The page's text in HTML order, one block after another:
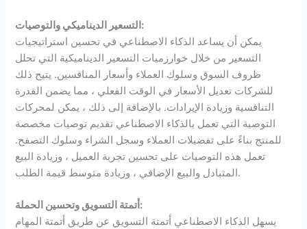
التسعير الديناميكي والتوصيات:
يمكن أن يساعد الذكاء الاصطناعي في تحسين استراتيجيات
التسعير من خلال خوارزميات التسعير الديناميكية التي تحلل
ظروف السوق وسلوك العملاء وأسعار المنافسين. يتيح ذلك
للشركات تعديل الأسعار في الوقت الفعلي ، مما يضمن القدرة
التنافسية وزيادة الإيرادات. بالإضافة إلى ذلك ، يمكن لمحركات
التوصية التي تعمل بالذكاء الاصطناعي تقديم توصيات مخصصة
للمنتج بناءً على تفضيلات العملاء وسجل الشراء وسلوك التصفح.
تعمل هذه التوصيات على تحسين تجربة العميل ، وزيادة البيع
المتبادل والبيع الإضافي ، وزيادة متوسط قيمة الطلب.
أتمتة التسويق وتحسين الحملة:
يسهل الذكاء الاصطناعي أتمتة التسويق عن طريق أتمتة المهام